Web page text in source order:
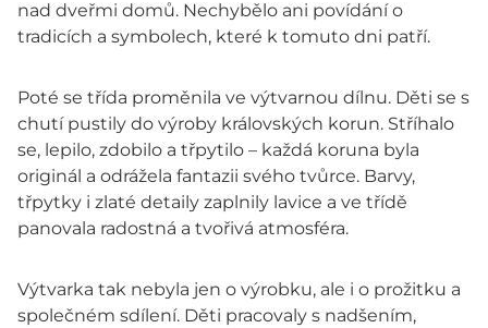
nad dveřmi domů. Nechybělo ani povídání o
tradicích a symbolech, které k tomuto dni patří.
Poté se třída proměnila ve výtvarnou dílnu. Děti se s
chutí pustily do výroby královských korun. Stříhalo
se, lepilo, zdobilo a třpytilo – každá koruna byla
originál a odrážela fantazii svého tvůrce. Barvy,
třpytky i zlaté detaily zaplnily lavice a ve třídě
panovala radostná a tvořivá atmosféra.
Výtvarka tak nebyla jen o výrobku, ale i o prožitku a
společném sdílení. Děti pracovaly s nadšením,